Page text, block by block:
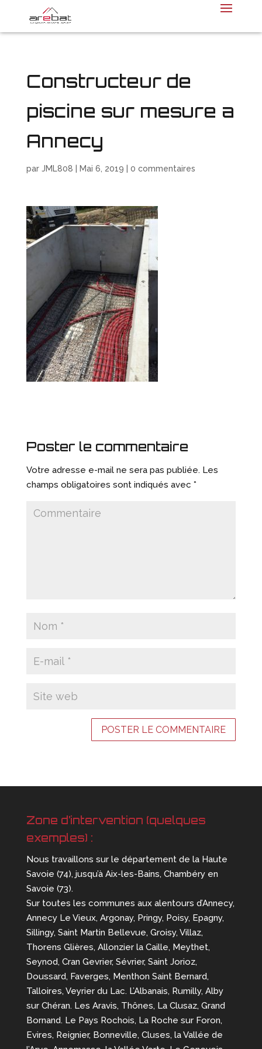
Constructeur de
piscine sur mesure a
Annecy
par JML808 Mai 6, 2019 0 commentaires
Poster le commentaire
Votre adresse e-mail ne sera pas publiée. Les
champs obligatoires sont indiqués avec *
Zone d’intervention (quelques
exemples) :
Nous travaillons sur le département de la Haute
Savoie (74), jusqu’à Aix-les-Bains, Chambéry en
Savoie (73).
Sur toutes les communes aux alentours d’Annecy,
Annecy Le Vieux, Argonay, Pringy, Poisy, Epagny,
Sillingy, Saint Martin Bellevue, Groisy, Villaz,
Thorens Glières, Allonzier la Caille, Meythet,
Seynod, Cran Gevrier, Sévrier, Saint Jorioz,
Doussard, Faverges, Menthon Saint Bernard,
Talloires, Veyrier du Lac. L’Albanais, Rumilly, Alby
sur Chéran. Les Aravis, Thônes, La Clusaz, Grand
Bornand. Le Pays Rochois, La Roche sur Foron,
Evires, Reignier, Bonneville, Cluses, la Vallée de